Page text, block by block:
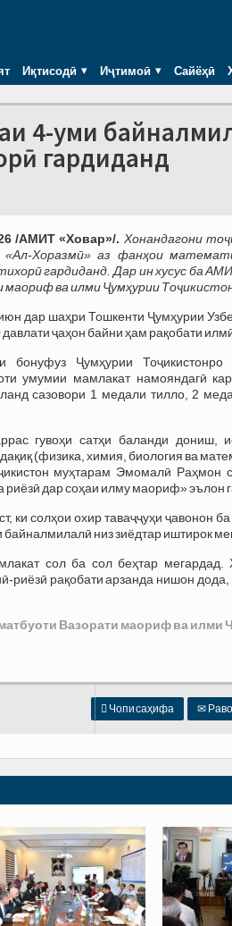
Иқтисодӣ Иҷтимоӣ Сайёҳӣ
4-уми
гардиданд
/АМИТ «Ховар»/. Хонандагони
«Ал-Хоразмӣ» аз фанҳои
гардиданд. Дар ин хусус ба
ва илми Ҷумҳурии Тоҷикистон
дар шаҳри Тошкенти Ҷумҳурии
давлати ҷаҳон байни ҳам рақобати
бонуфуз Ҷумҳурии
умумии мамлакат намояндагӣ
сазовори 1 медали тилло, 2
гувоҳи сатҳи баланди дониш,
(физика, химия, биология ва
муҳтарам Эмомалӣ Раҳмон
дар соҳаи илму маориф» эълон
ки солҳои охир таваҷҷуҳи ҷавонон
низ зиёдтар иштирок
сол ба сол беҳтар мегардад.
риёзӣ рақобати арзанда нишон
Вазорати маориф ва илми
 Чопи саҳифа ✉